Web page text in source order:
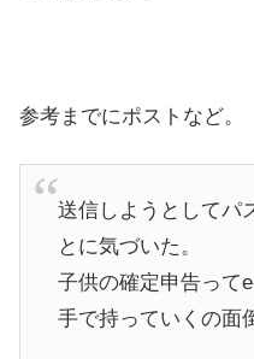
参考までにポストなど。
送信しようとしてパ
とに気づいた。
子供の確定申告って
手で持っていくの面